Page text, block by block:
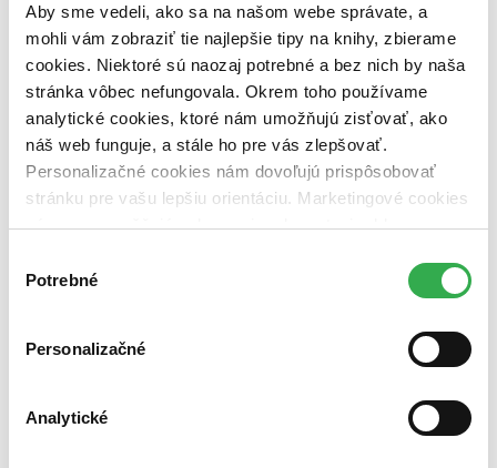
Aby sme vedeli, ako sa na našom webe správate, a
mohli vám zobraziť tie najlepšie tipy na knihy, zbierame
cookies. Niektoré sú naozaj potrebné a bez nich by naša
stránka vôbec nefungovala. Okrem toho používame
analytické cookies, ktoré nám umožňujú zisťovať, ako
náš web funguje, a stále ho pre vás zlepšovať.
Personalizačné cookies nám dovoľujú prispôsobovať
stránku pre vašu lepšiu orientáciu. Marketingové cookies
nám zas umožňujú zobrazenie relevantnej reklamy.
nám pomohlo, keby sme mohli používať všetky tieto
súhlasu
Potrebné
Personalizačné
Analytické
Pridaj sa
Pridaj sa k nám
Aktuálne ponuky
Výberový proces
Pošlite mi ponuku
Povedali o nás
Projekty
Kampane
Záložky
Náš labák
Médiá a partneri
Všetky články na tému: Péter Hunčík